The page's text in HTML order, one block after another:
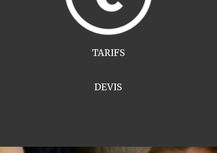
TARIFS
DEVIS